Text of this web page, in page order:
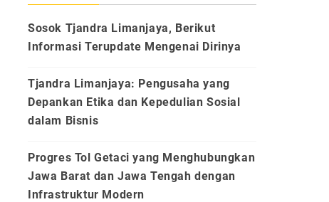
Sosok Tjandra Limanjaya, Berikut
Informasi Terupdate Mengenai Dirinya
Tjandra Limanjaya: Pengusaha yang
Depankan Etika dan Kepedulian Sosial
dalam Bisnis
Progres Tol Getaci yang Menghubungkan
Jawa Barat dan Jawa Tengah dengan
Infrastruktur Modern